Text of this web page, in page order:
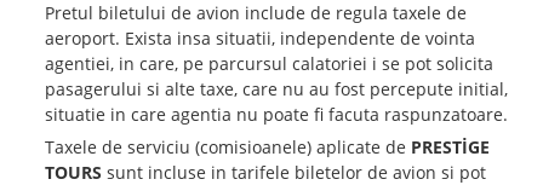
Pretul biletului de avion include de regula taxele de
aeroport. Exista insa situatii, independente de vointa
agentiei, in care, pe parcursul calatoriei i se pot solicita
pasagerului si alte taxe, care nu au fost percepute initial,
situatie in care agentia nu poate fi facuta raspunzatoare.
Taxele de serviciu (comisioanele) aplicate de PRESTİGE
TOURS sunt incluse in tarifele biletelor de avion si pot